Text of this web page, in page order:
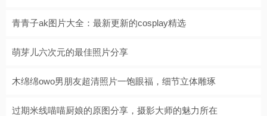
青青子ak图片大全：最新更新的cosplay精选
萌芽儿六次元的最佳照片分享
木绵绵owo男朋友超清照片一饱眼福，细节立体雕琢
过期米线喵喵厨娘的原图分享，摄影大师的魅力所在